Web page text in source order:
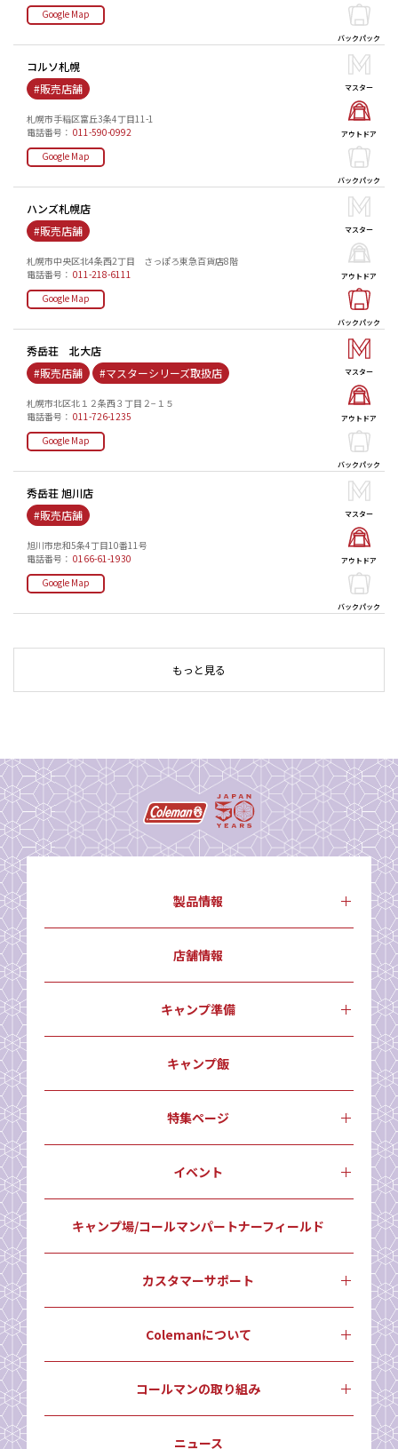
Google Map
バックパック
コルソ札幌
#販売店舗
札幌市手稲区富丘3条4丁目11-1
電話番号： 011-590-0992
Google Map
マスター
アウトドア
バックパック
ハンズ札幌店
#販売店舗
札幌市中央区北4条西2丁目 さっぽろ東急百貨店8階
電話番号： 011-218-6111
Google Map
マスター
アウトドア
バックパック
秀岳荘 北大店
#販売店舗
#マスターシリーズ取扱店
札幌市北区北１２条西３丁目２−１５
電話番号： 011-726-1235
Google Map
マスター
アウトドア
バックパック
秀岳荘 旭川店
#販売店舗
旭川市忠和5条4丁目10番11号
電話番号： 0166-61-1930
Google Map
マスター
アウトドア
バックパック
もっと見る
製品情報
店舗情報
キャンプ準備
キャンプ飯
特集ページ
イベント
キャンプ場/コールマンパートナーフィールド
カスタマーサポート
Colemanについて
コールマンの取り組み
ニュース